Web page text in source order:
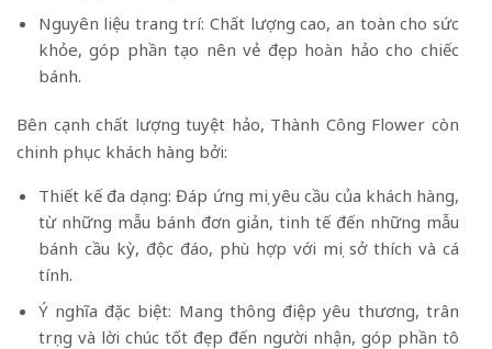
Nguyên liệu trang trí: Chất lượng cao, an toàn cho sức
khỏe, góp phần tạo nên vẻ đẹp hoàn hảo cho chiếc
bánh.
Bên cạnh chất lượng tuyệt hảo, Thành Công Flower còn
chinh phục khách hàng bởi:
Thiết kế đa dạng: Đáp ứng mọi yêu cầu của khách hàng,
từ những mẫu bánh đơn giản, tinh tế đến những mẫu
bánh cầu kỳ, độc đáo, phù hợp với mọi sở thích và cá
tính.
Ý nghĩa đặc biệt: Mang thông điệp yêu thương, trân
trọng và lời chúc tốt đẹp đến người nhận, góp phần tô